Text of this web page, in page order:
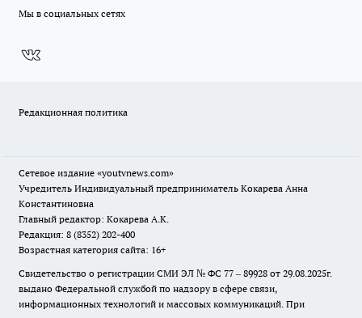
Мы в социальных сетях
Редакционная политика
Сетевое издание «youtvnews.com»
Учредитель Индивидуальный предприниматель Кокарева Анна
Константиновна
Главный редактор: Кокарева А.К.
Редакция: 8 (8352) 202-400
Возрастная категория сайта: 16+
Свидетельство о регистрации СМИ ЭЛ № ФС 77 – 89928 от 29.08.2025г.
выдано Федеральной службой по надзору в сфере связи,
информационных технологий и массовых коммуникаций. При